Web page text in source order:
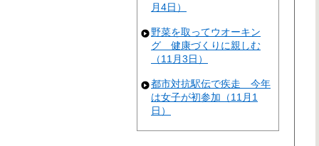
月4日）
野菜を取ってウオーキン
グ 健康づくりに親しむ
（11月3日）
都市対抗駅伝で疾走 今年
は女子が初参加（11月1
日）